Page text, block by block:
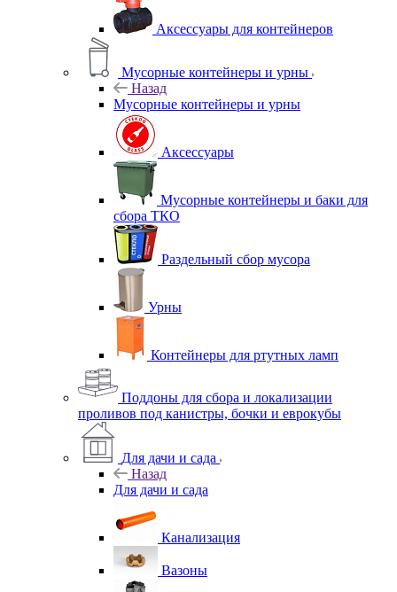
Аксессуары для контейнеров
Мусорные контейнеры и урны
Назад
Мусорные контейнеры и урны
Аксессуары
Мусорные контейнеры и баки для
сбора ТКО
Раздельный сбор мусора
Урны
Контейнеры для ртутных ламп
Поддоны для сбора и локализации
проливов под канистры, бочки и еврокубы
Для дачи и сада
Назад
Для дачи и сада
Канализация
Вазоны